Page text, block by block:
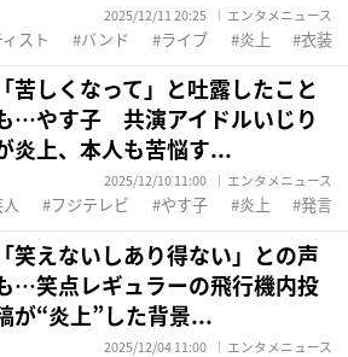
2025/12/11 20:25 エンタメニュース
スト バンド ライブ 炎上 衣装
「苦しくなって」と吐露したこと
…やす子 共演アイドルいじり
炎上、本人も苦悩す...
2025/12/10 11:00 エンタメニュース
フジテレビ やす子 炎上 発言
「笑えないしあり得ない」との声
…笑点レギュラーの飛行機内投
が“炎上”した背景...
2025/12/04 11:00 エンタメニュース